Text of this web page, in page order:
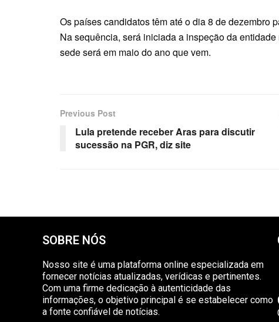
Os países candidatos têm até o dia 8 de dezembro
Na sequência, será iniciada a inspeção da
sede será em maio do ano que vem.
Previous Post
Lula pretende receber Aras para discutir
sucessão na PGR, diz site
SOBRE NÓS
Nosso site é uma plataforma online especializada em
fornecer notícias atualizadas, verídicas e pertinentes.
Com uma firme dedicação à autenticidade das
informações, o objetivo principal é se estabelecer como
a fonte confiável de notícias.